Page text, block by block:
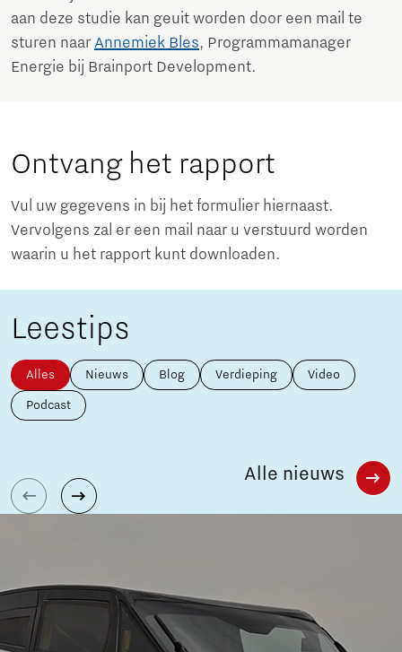
aan deze studie kan geuit worden door een mail te
sturen naar Annemiek Bles, Programmamanager
Energie bij Brainport Development.
Ontvang het rapport
Vul uw gegevens in bij het formulier hiernaast.
Vervolgens zal er een mail naar u verstuurd worden
waarin u het rapport kunt downloaden.
Leestips
Alles Nieuws Blog Verdieping Video
Podcast
Alle nieuws